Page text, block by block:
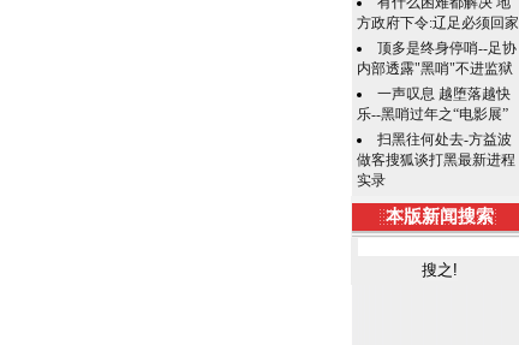
方政府下令:辽足必须回家
顶多是终身停哨--足协
内部透露"黑哨"不进监狱
一声叹息 越堕落越快
乐--黑哨过年之“电影展”
扫黑往何处去-方益波
做客搜狐谈打黑最新进程
实录
本版新闻搜索